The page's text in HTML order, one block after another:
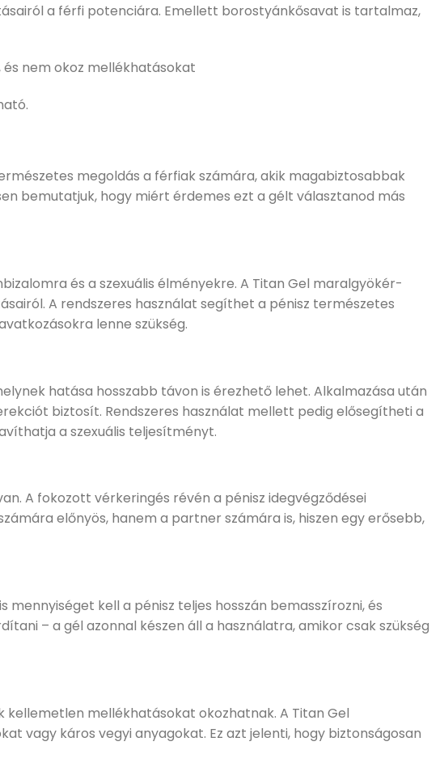
a férfi potenciára. Emellett borostyánkősavat is tartalmaz,
nem okoz mellékhatásokat
megoldás a férfiak számára, akik magabiztosabbak
bemutatjuk, hogy miért érdemes ezt a gélt választanod más
és a szexuális élményekre. A Titan Gel maralgyökér-
A rendszeres használat segíthet a pénisz természetes
lenne szükség.
hatása hosszabb távon is érezhető lehet. Alkalmazása után
biztosít. Rendszeres használat mellett pedig elősegítheti a
a szexuális teljesítményt.
A fokozott vérkeringés révén a pénisz idegvégződései
előnyös, hanem a partner számára is, hiszen egy erősebb,
kell a pénisz teljes hosszán bemasszírozni, és
– a gél azonnal készen áll a használatra, amikor csak szükség
mellékhatásokat okozhatnak. A Titan Gel
vagy káros vegyi anyagokat. Ez azt jelenti, hogy biztonságosan